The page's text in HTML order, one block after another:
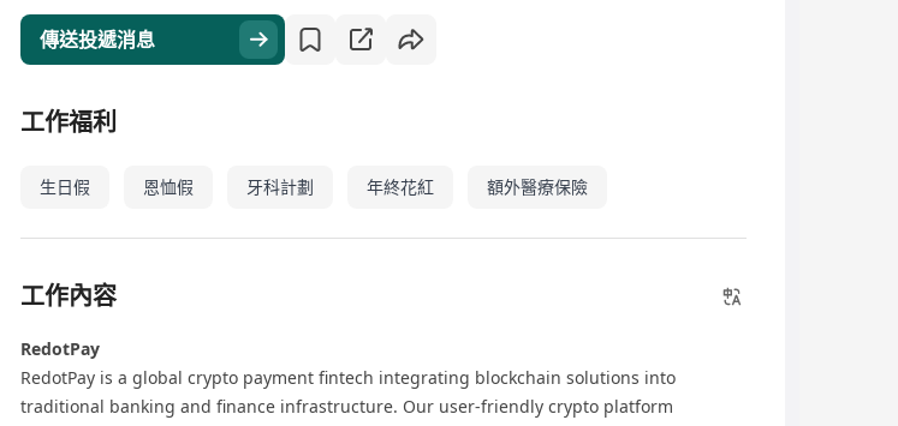
傳送投遞消息
工作福利
生日假 恩恤假 牙科計劃 年終花紅 額外醫療保險
工作內容
RedotPay
RedotPay is a global crypto payment fintech integrating blockchain solutions into
traditional banking and finance infrastructure. Our user-friendly crypto platform